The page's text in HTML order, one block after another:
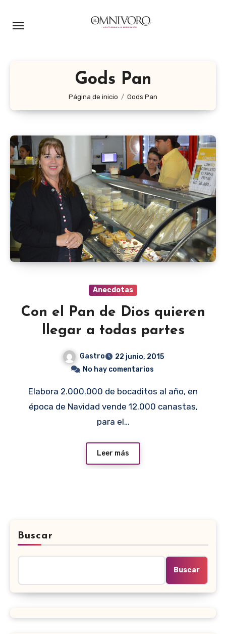
Gods Pan
Página de inicio Gods Pan
Anecdotas
Con el Pan de Dios quieren
llegar a todas partes
Gastro
22 junio, 2015
No hay comentarios
Elabora 2.000.000 de bocaditos al año, en
época de Navidad vende 12.000 canastas,
para el…
Leer más
Buscar
Buscar